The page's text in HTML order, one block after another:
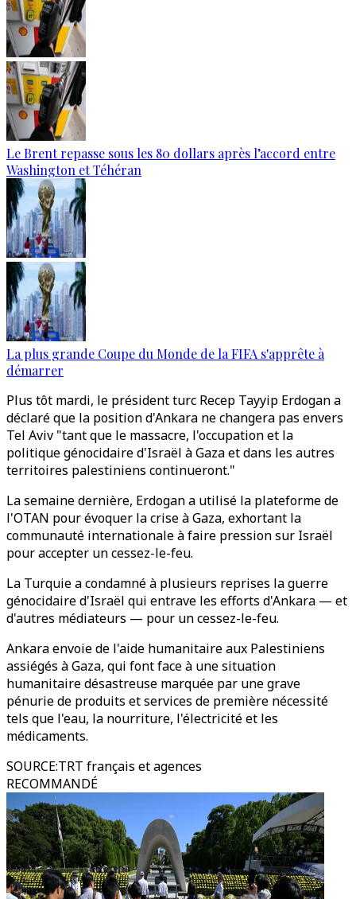
Le Brent repasse sous les 80 dollars après l’accord entre
Washington et Téhéran
La plus grande Coupe du Monde de la FIFA s'apprête à
démarrer
Plus tôt mardi, le président turc Recep Tayyip Erdogan a
déclaré que la position d'Ankara ne changera pas envers
Tel Aviv "tant que le massacre, l'occupation et la
politique génocidaire d'Israël à Gaza et dans les autres
territoires palestiniens continueront."
La semaine dernière, Erdogan a utilisé la plateforme de
l'OTAN pour évoquer la crise à Gaza, exhortant la
communauté internationale à faire pression sur Israël
pour accepter un cessez-le-feu.
La Turquie a condamné à plusieurs reprises la guerre
génocidaire d'Israël qui entrave les efforts d'Ankara — et
d'autres médiateurs — pour un cessez-le-feu.
Ankara envoie de l'aide humanitaire aux Palestiniens
assiégés à Gaza, qui font face à une situation
humanitaire désastreuse marquée par une grave
pénurie de produits et services de première nécessité
tels que l'eau, la nourriture, l'électricité et les
médicaments.
SOURCE:TRT français et agences
RECOMMANDÉ